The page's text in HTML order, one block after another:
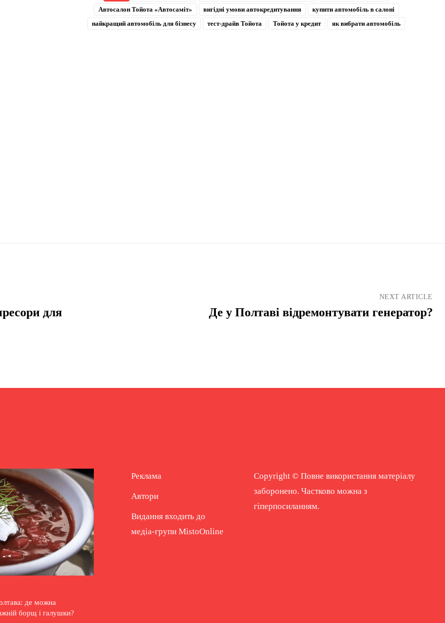
Автосалон Тойота «Автосаміт»
вигідні умови автокредитування
купити автомобіль в салоні
найкращий автомобіль для бізнесу
тест-драйв Тойота Тойота у кредит як вибрати автомобіль
для
NEXT ARTICLE
Де у Полтаві відремонтувати генератор?
де можна
борщ і галушки?
Реклама
Автори
Видання входить до
медіа-групи MistoOnline
Copyright © Повне використання матеріалу
заборонено. Частково можна з
гіперпосиланням.